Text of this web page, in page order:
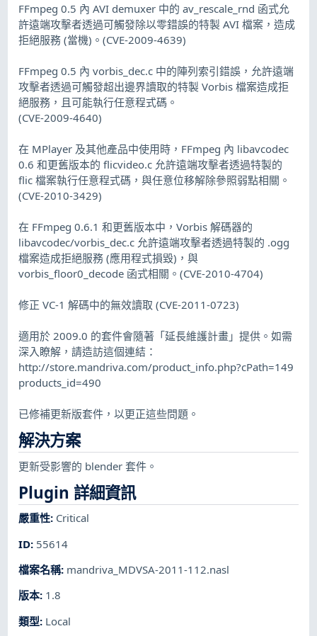
FFmpeg 0.5 內 AVI demuxer 中的 av_rescale_rnd 函式允
許遠端攻擊者透過可觸發除以零錯誤的特製 AVI 檔案，造成
拒絕服務 (當機)。(CVE-2009-4639)
FFmpeg 0.5 內 vorbis_dec.c 中的陣列索引錯誤，允許遠端
攻擊者透過可觸發超出邊界讀取的特製 Vorbis 檔案造成拒
絕服務，且可能執行任意程式碼。
(CVE-2009-4640)
在 MPlayer 及其他產品中使用時，FFmpeg 內 libavcodec
0.6 和更舊版本的 flicvideo.c 允許遠端攻擊者透過特製的
flic 檔案執行任意程式碼，與任意位移解除參照弱點相關。
(CVE-2010-3429)
在 FFmpeg 0.6.1 和更舊版本中，Vorbis 解碼器的
libavcodec/vorbis_dec.c 允許遠端攻擊者透過特製的 .ogg
檔案造成拒絕服務 (應用程式損毀)，與
vorbis_floor0_decode 函式相關。(CVE-2010-4704)
修正 VC-1 解碼中的無效讀取 (CVE-2011-0723)
適用於 2009.0 的套件會隨著「延長維護計畫」提供。如需
深入瞭解，請造訪這個連結：
http://store.mandriva.com/product_info.php?cPath=149
products_id=490
已修補更新版套件，以更正這些問題。
解決方案
更新受影響的 blender 套件。
Plugin 詳細資訊
嚴重性: Critical
ID: 55614
檔案名稱: mandriva_MDVSA-2011-112.nasl
版本: 1.8
類型: Local